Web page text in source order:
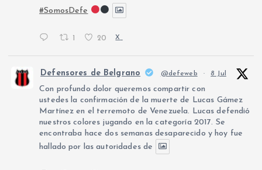
e
e
n
#SomosDefe
20 X
Defensores de Belgrano @defeweb · 8 Jul
Con profundo dolor queremos compartir con
ustedes la confirmación de la muerte de Lucas Gámez
Martínez en el terremoto de Venezuela. Lucas defendió
nuestros colores jugando en la categoría 2017. Se
encontraba hace dos semanas desaparecido y hoy fue
hallado por las autoridades de